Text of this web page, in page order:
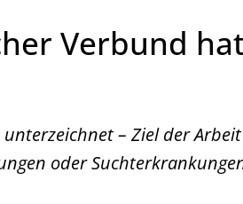
Verbund
– Ziel der Arbeit
oder